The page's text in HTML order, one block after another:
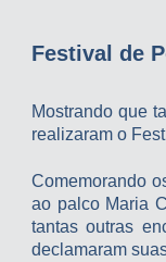
Festival de
Mostrando que
realizaram o
Comemorando
ao palco Maria
tantas outras
declamaram